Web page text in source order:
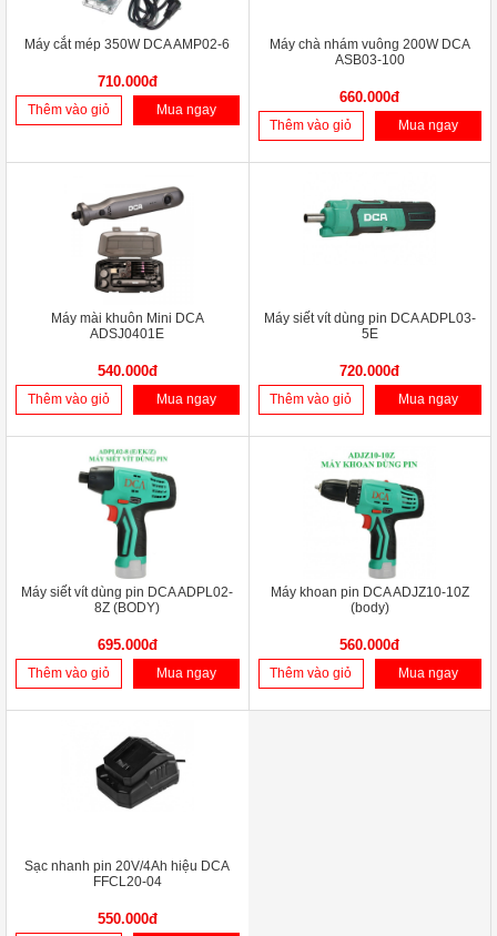
Máy cắt mép 350W DCA AMP02-6
710.000đ
Thêm vào giỏ Mua ngay
Máy chà nhám vuông 200W DCA
ASB03-100
660.000đ
Thêm vào giỏ Mua ngay
Máy mài khuôn Mini DCA
ADSJ0401E
540.000đ
Thêm vào giỏ Mua ngay
Máy siết vít dùng pin DCA ADPL03-
5E
720.000đ
Thêm vào giỏ Mua ngay
Máy siết vít dùng pin DCA ADPL02-
8Z (BODY)
695.000đ
Thêm vào giỏ Mua ngay
Máy khoan pin DCA ADJZ10-10Z
(body)
560.000đ
Thêm vào giỏ Mua ngay
Sạc nhanh pin 20V/4Ah hiệu DCA
FFCL20-04
550.000đ